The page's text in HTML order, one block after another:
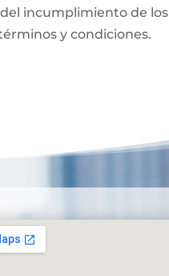
incumplimiento de los
y condiciones.